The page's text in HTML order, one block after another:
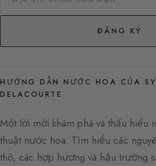
ĐĂNG KÝ
HƯỚNG DẪN NƯỚC HOA CỦA
DELACOURTE
Một lời mời khám phá và thấu hiểu
thuật nước hoa. Tìm hiểu các
thô, các hợp hương và hậu trường